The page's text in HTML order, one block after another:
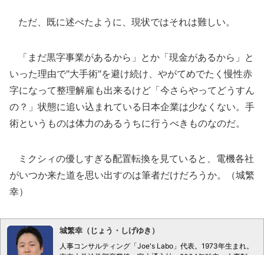
ただ、既に述べたように、現状ではそれは難しい。
「まだ黒字事業があるから」とか「現金があるから」と
いった理由で"大手術"を避け続け、やがてめでたく慢性赤
字になって整理解雇も出来るけど「今さらやってどうすん
の？」状態に追い込まれている日本企業は少なくない。手
術というものは体力のあるうちに行うべきものなのだ。
ミクシィの優しすぎる配置転換を見ていると、電機各社
がいつか来た道を思い出すのは筆者だけだろうか。（城繁
幸）
城繁幸（じょう・しげゆき）
人事コンサルティング「Joe's Labo」代表。1973年生まれ。